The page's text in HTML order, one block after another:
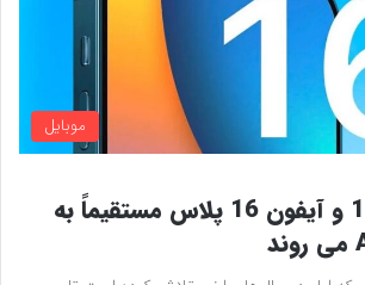
موبایل
احتمالا آیفون 16 و آیفون 16 پلاس مستقیماً به